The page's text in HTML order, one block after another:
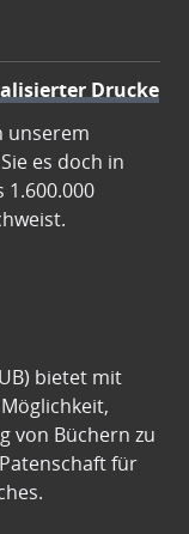
Drucke
unserem
es doch in
1.600.000
bietet mit
von Büchern zu
für